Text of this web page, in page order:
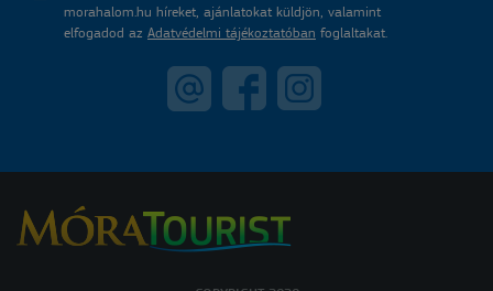
morahalom.hu híreket, ajánlatokat küldjön, valamint
elfogadod az Adatvédelmi tájékoztatóban foglaltakat.